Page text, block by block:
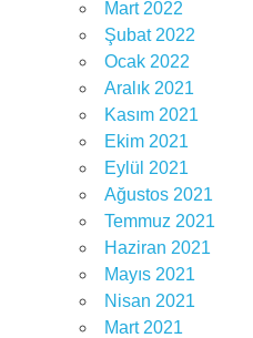
Mart 2022
Şubat 2022
Ocak 2022
Aralık 2021
Kasım 2021
Ekim 2021
Eylül 2021
Ağustos 2021
Temmuz 2021
Haziran 2021
Mayıs 2021
Nisan 2021
Mart 2021